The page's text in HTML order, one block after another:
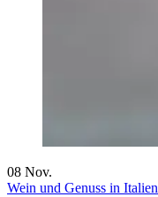
08 Nov.
Wein und Genuss in Italien